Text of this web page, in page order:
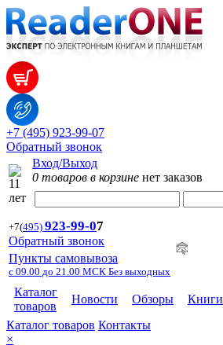
+7 (495) 923-99-07
Обратный звонок
Вход/Выход
0 товаров в корзине нет заказов
+7(495) 923-99-07
Обратный звонок
Пункты самовывоза
с 09.00 до 21.00 МСК Без выходных
Каталог
товаров
Новости Обзоры Книги
Каталог товаров Контакты
×